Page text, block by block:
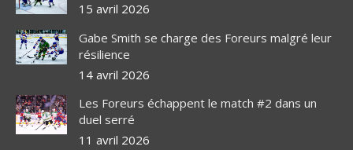
15 avril 2026
Gabe Smith se charge des Foreurs malgré leur
résilience
14 avril 2026
Les Foreurs échappent le match #2 dans un
duel serré
11 avril 2026